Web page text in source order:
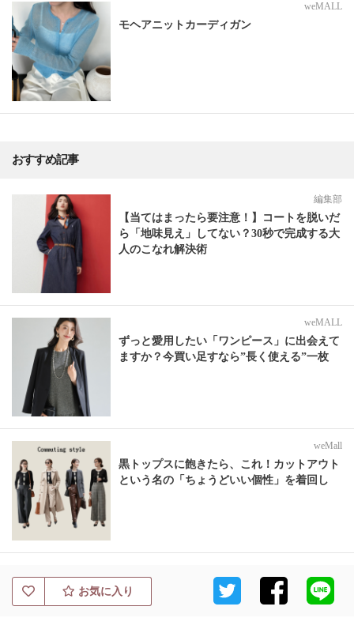
weMALL
モヘアニットカーディガン
おすすめ記事
編集部
【当てはまったら要注意！】コートを脱いだ
ら「地味見え」してない？30秒で完成する大
人のこなれ解決術
weMALL
ずっと愛用したい「ワンピース」に出会えて
ますか？今買い足すなら”長く使える”一枚
weMall
黒トップスに飽きたら、これ！カットアウト
という名の「ちょうどいい個性」を着回し
お気に入り